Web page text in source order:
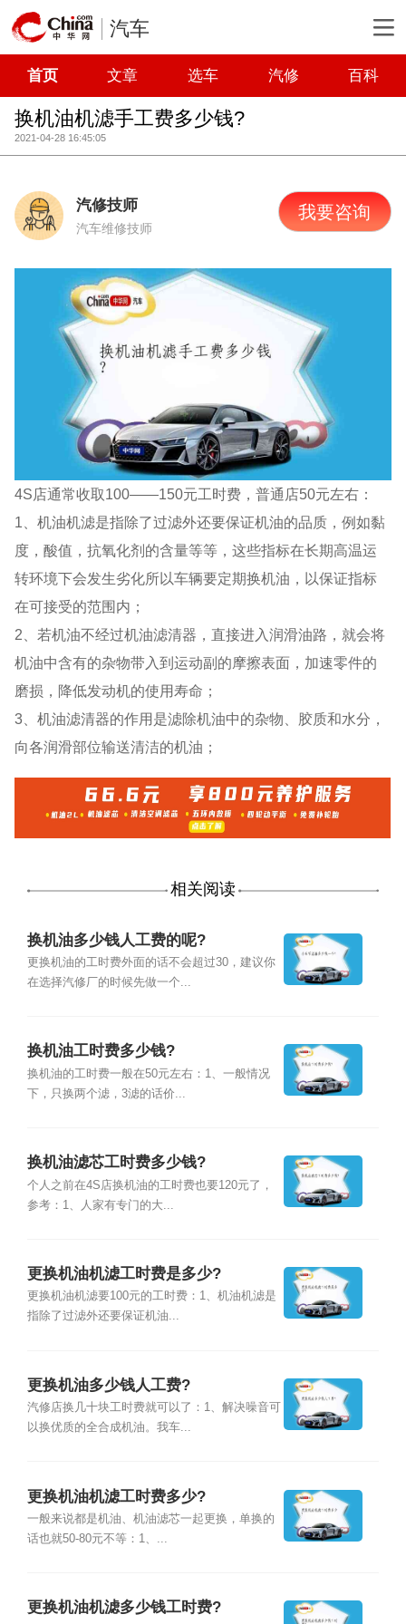
汽车
首页 文章 选车 汽修 百科
换机油机滤手工费多少钱?
2021-04-28 16:45:05
汽修技师
汽车维修技师
我要咨询
4S店通常收取100——150元工时费，普通店50元左右：
1、机油机滤是指除了过滤外还要保证机油的品质，例如黏
度，酸值，抗氧化剂的含量等等，这些指标在长期高温运
转环境下会发生劣化所以车辆要定期换机油，以保证指标
在可接受的范围内；
2、若机油不经过机油滤清器，直接进入润滑油路，就会将
机油中含有的杂物带入到运动副的摩擦表面，加速零件的
磨损，降低发动机的使用寿命；
3、机油滤清器的作用是滤除机油中的杂物、胶质和水分，
向各润滑部位输送清洁的机油；
相关阅读
换机油多少钱人工费的呢?
更换机油的工时费外面的话不会超过30，建议你
在选择汽修厂的时候先做一个...
换机油工时费多少钱?
换机油的工时费一般在50元左右：1、一般情况
下，只换两个滤，3滤的话价...
换机油滤芯工时费多少钱?
个人之前在4S店换机油的工时费也要120元了，
参考：1、人家有专门的大...
更换机油机滤工时费是多少?
更换机油机滤要100元的工时费：1、机油机滤是
指除了过滤外还要保证机油...
更换机油多少钱人工费?
汽修店换几十块工时费就可以了：1、解决噪音可
以换优质的全合成机油。我车...
更换机油机滤工时费多少?
一般来说都是机油、机油滤芯一起更换，单换的
话也就50-80元不等：1、...
更换机油机滤多少钱工时费?